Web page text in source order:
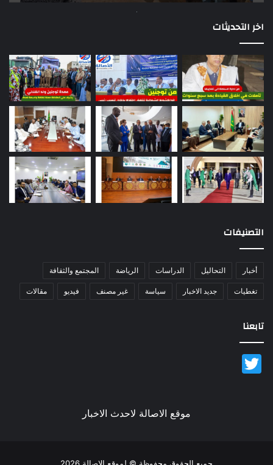
اخر التحديثات
التصنيفات
أخبار التحاليل الدراسات الرياضة المجتمع والثقافة
تغطيات جديد الاخبار سياسة غير مصنف فيديو مقالات
تابعنا
موقع الاصالة لاحدث الاخبار